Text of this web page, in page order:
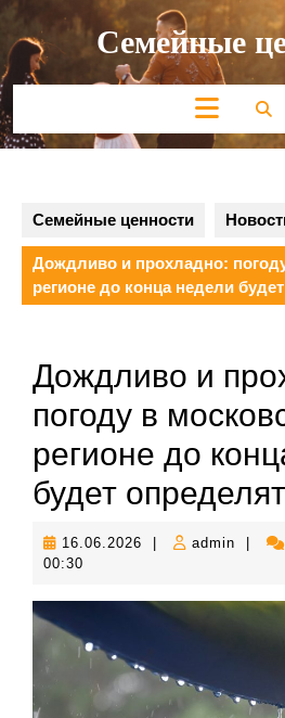
Перейти
содержимому Семейные
Семейные ценности
Дождливо и прохладно:
регионе до конца недели
Дождливо и
погоду в
регионе до
будет
16.06.2026 16.06.2026
admin admin
00:30